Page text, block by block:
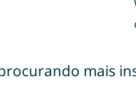
mais